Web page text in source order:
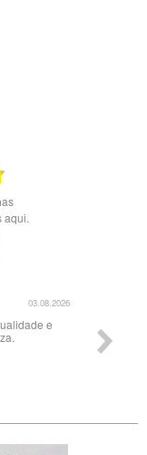
aqui.
03.08.2026
e